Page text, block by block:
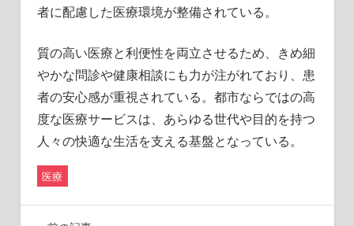
者に配慮した医療環境が整備されている。
質の高い医療と利便性を両立させるため、きめ細
やかな問診や健康相談にも力が注がれており、患
者の安心感が重視されている。都市ならではの高
度な医療サービスは、あらゆる世代や目的を持つ
人々の快適な生活を支える基盤となっている。
医療